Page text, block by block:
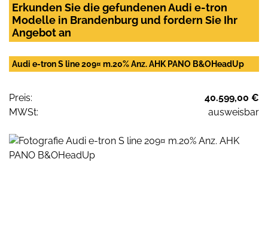
Erkunden Sie die gefundenen Audi e-tron
Modelle in Brandenburg und fordern Sie Ihr
Angebot an
Audi e-tron S line 209¤ m.20% Anz. AHK PANO B&OHeadUp
Preis:
40.599,00 €
MWSt:
ausweisbar